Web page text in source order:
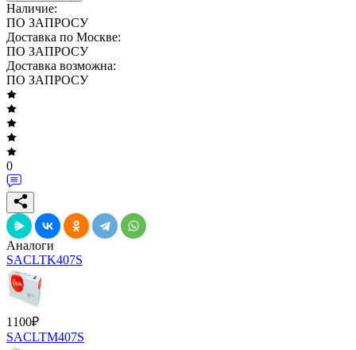
Наличие:
ПО ЗАПРОСУ
Доставка по Москве:
ПО ЗАПРОСУ
Доставка возможна:
ПО ЗАПРОСУ
0
Аналоги
SACLTK407S
1100₽
SACLTM407S